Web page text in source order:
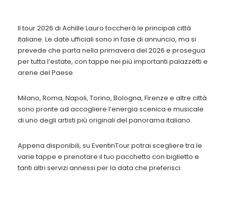
Il tour 2026 di Achille Lauro toccherà le principali città
italiane. Le date ufficiali sono in fase di annuncio, ma si
prevede che parta nella primavera del 2026 e prosegua
per tutta l’estate, con tappe nei più importanti palazzetti e
arene del Paese.
Milano, Roma, Napoli, Torino, Bologna, Firenze e altre città
sono pronte ad accogliere l’energia scenica e musicale
di uno degli artisti più originali del panorama italiano.
Appena disponibili, su EventinTour potrai scegliere tra le
varie tappe e prenotare il tuo pacchetto con biglietto e
tanti altri servizi annessi per la data che preferisci.